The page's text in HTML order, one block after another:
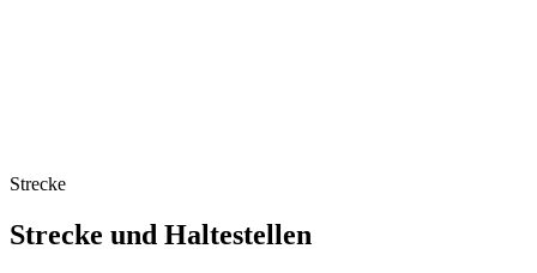
Strecke
Strecke und Haltestellen